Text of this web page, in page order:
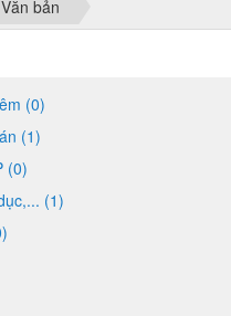
bản
(0)
(1)
(0)
(1)